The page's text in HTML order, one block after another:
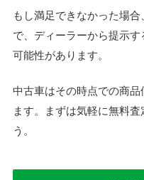
もし満足できなかった場
で、ディーラーから提示
可能性があります。
中古車はその時点での商
ます。まずは気軽に無料
う。